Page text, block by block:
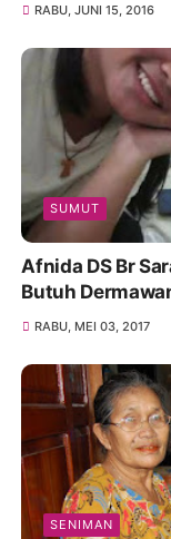
RABU, JUNI 15, 2016
SUMUT
Afnida DS Br
Butuh
RABU, MEI 03, 2017
SENIMAN